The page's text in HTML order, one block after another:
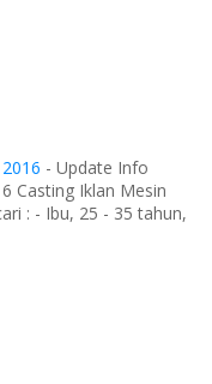
- Update Info
Casting Iklan Mesin
: - Ibu, 25 - 35 tahun,